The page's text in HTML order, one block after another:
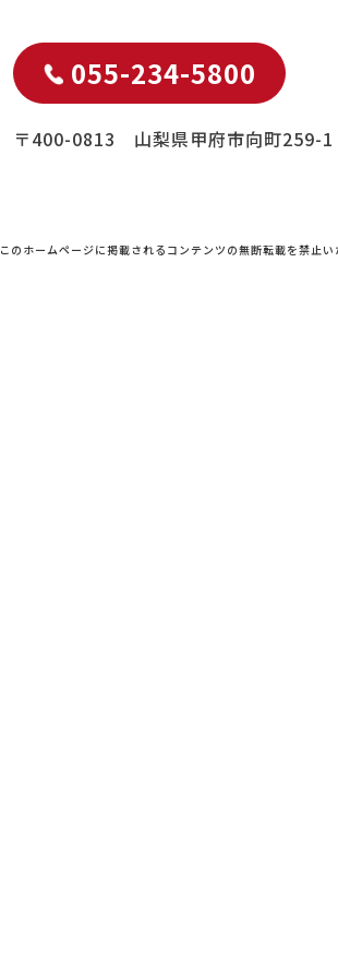
055-234-5800
〒400-0813 山梨県甲府市向町259-1
このホームページに掲載されるコンテンツの無断転載を禁止い